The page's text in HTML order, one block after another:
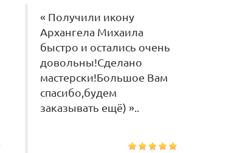
« Получили икону
Архангела Михаила
быстро и остались очень
довольны!Сделано
мастерски!Большое Вам
спасибо,будем
заказывать ещё) »..